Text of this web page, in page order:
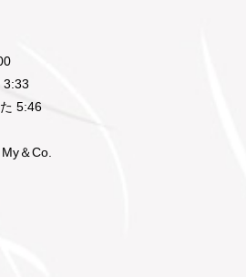
3:33
5:46
＆Co.